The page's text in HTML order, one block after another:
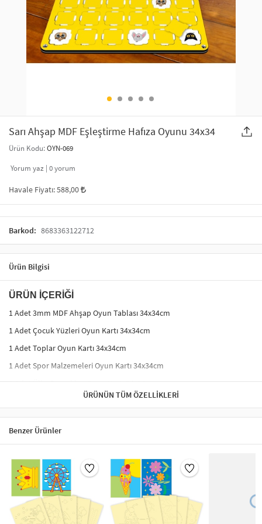
SAÇ AKSESUARLARI
GELİN / DÜĞÜN AKSESUARLARI
TELEFON ASKISI
ŞAL VE FULAR
PARTİ SÜSLERİ
YILBAŞI ÜRÜNLERİ
KULLAN AT TABAK BARDAK SETİ
Sarı Ahşap MDF Eşleştirme Hafıza Oyunu 34x34
Ürün Kodu:OYN-069
Yorum yaz | 0yorum
Havale Fiyatı:588,00
Barkod: 8683363122712
Ürün Bilgisi
ÜRÜN İÇERİĞİ
1 Adet 3mm MDF Ahşap Oyun Tablası 34x34cm
1 Adet Çocuk Yüzleri Oyun Kartı 34x34cm
1 Adet Toplar Oyun Kartı 34x34cm
1 Adet Spor Malzemeleri Oyun Kartı 34x34cm
1 Adet Ülke Bayrakları Oyun Kartı 34x34cm
AHŞAP EŞLEŞTİRME / HAFIZA OYUNU NASIL
Bu oyunu istediğiniz kadar kişi ile oynayabilirsiniz.
MDF oyun tablasının üzerine kapaklarını yerleştiriniz.
Her bir oyuncu iki kapakçık açarak alt yüzeyde gözüken
şekle bakıp aynısını bulmaya çalışır.
Eşleşen resimlerin üzerindeki kapakçıkları oyuncu alır.
Şekilleri eşleştiren, yanılıncaya kadar eşleştirmeye devam eder.
ÜRÜNÜN TÜM ÖZELLIKLERI
Benzer Ürünler